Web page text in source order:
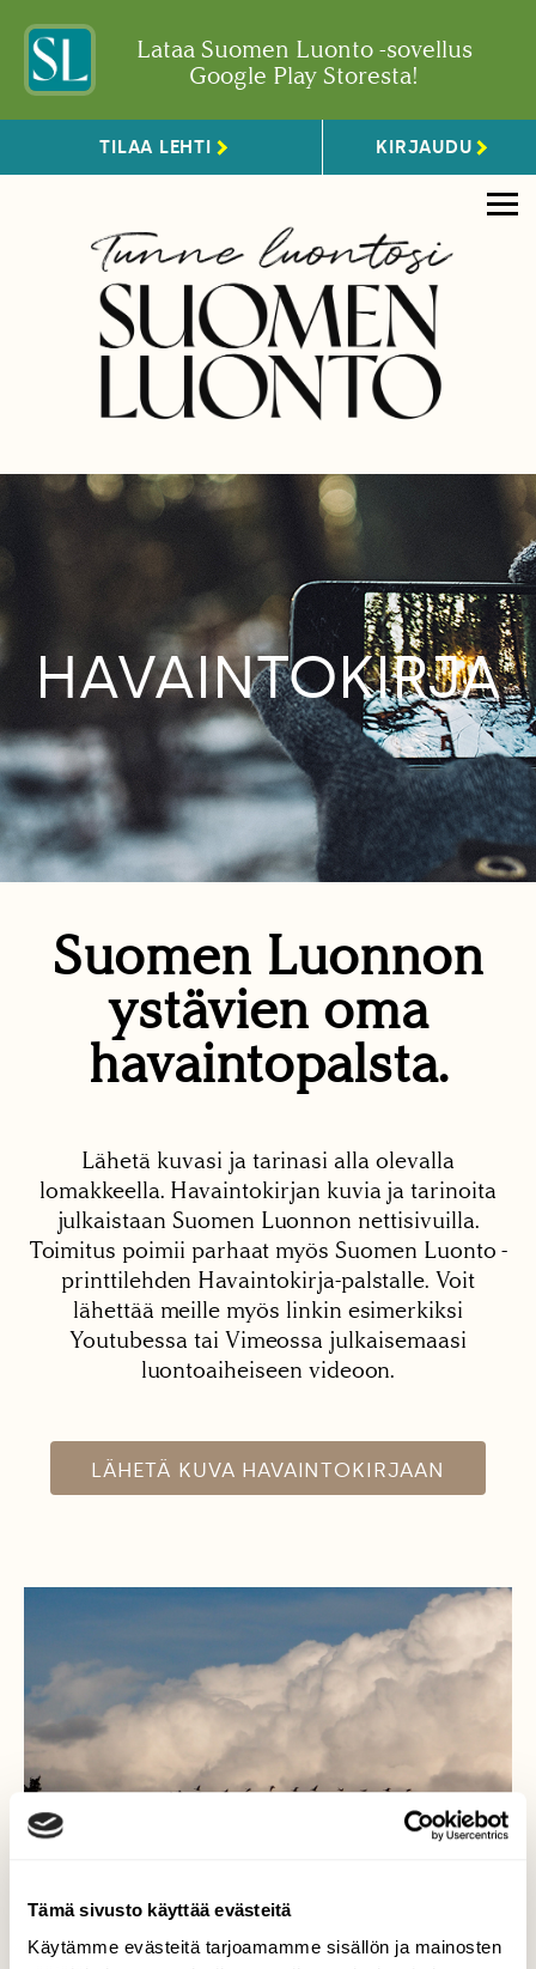
Tämä sivusto käyttää evästeitä
Käytämme evästeitä tarjoamamme sisällön ja mainosten
Lataa Suomen Luonto -sovellus
Google Play Storesta!
TILAA LEHTI KIRJAUDU
HAVAINTOKIRJA
Suomen Luonnon
ystävien oma
havaintopalsta.
Lähetä kuvasi ja tarinasi alla olevalla
lomakkeella. Havaintokirjan kuvia ja tarinoita
julkaistaan Suomen Luonnon nettisivuilla.
Toimitus poimii parhaat myös Suomen Luonto -
printtilehden Havaintokirja-palstalle. Voit
lähettää meille myös linkin esimerkiksi
Youtubessa tai Vimeossa julkaisemaasi
luontoaiheiseen videoon.
LÄHETÄ KUVA HAVAINTOKIRJAAN